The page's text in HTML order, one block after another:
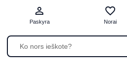
person_outline
Paskyra
favorite_border
Norai